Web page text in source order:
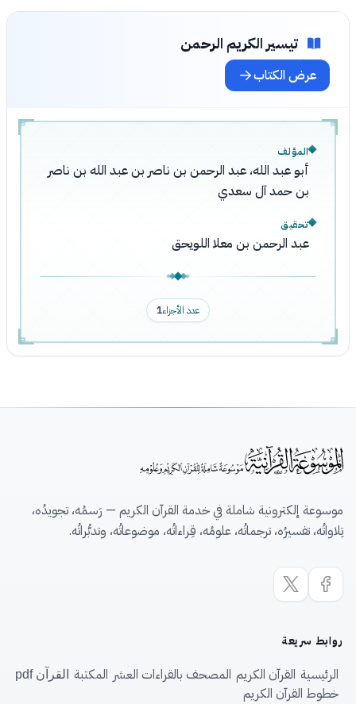
تيسير الكريم الرحمن
عرض الكتاب
المؤلف
أبو عبد الله، عبد الرحمن بن ناصر بن عبد الله بن ناصر
بن حمد آل سعدي
تحقيق
عبد الرحمن بن معلا اللويحق
عدد الأجزاء1
موسوعة إلكترونية شاملة في خدمة القرآن الكريم — رَسمُه، تجويدُه،
تِلاواتُه، تفسيرُه، ترجماتُه، علومُه، قِراءاتُه، موضوعاتُه، وتدبُّراتُه.
روابط سريعة
الرئيسية القرآن الكريم المصحف بالقراءات العشر المكتبة القرآن pdf
خطوط القرآن الكريم